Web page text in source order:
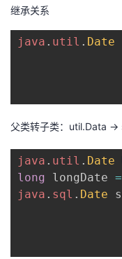
继承关系
java . util . Date
父类转子类：util.Data -
java . util . Date
long
longDate =
java . sql . Date